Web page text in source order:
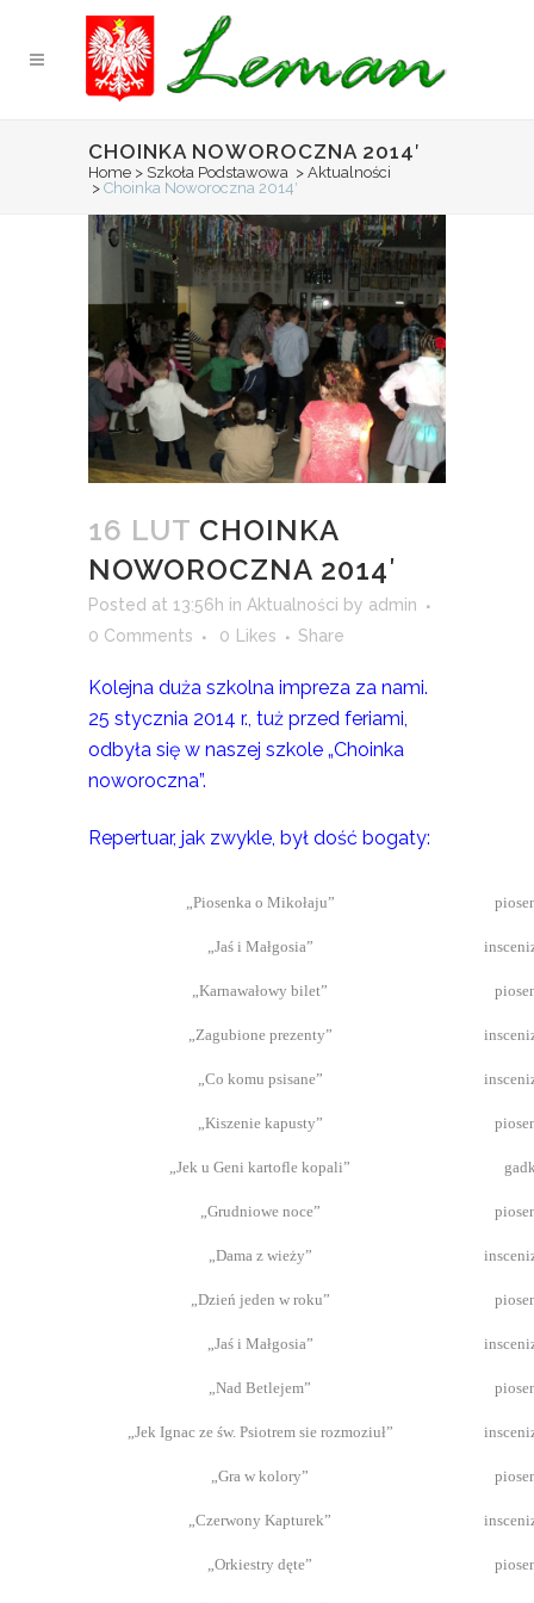
CHOINKA NOWOROCZNA 2014′
Home > Szkoła Podstawowa > Aktualności
> Choinka Noworoczna 2014′
16 LUT CHOINKA
NOWOROCZNA 2014′
Posted at 13:56h in Aktualności by admin
0 Comments
0 Likes Share
Kolejna duża szkolna impreza za nami.
25 stycznia 2014 r., tuż przed feriami,
odbyła się w naszej szkole „Choinka
noworoczna”.
Repertuar, jak zwykle, był dość bogaty:
„Piosenka o Mikołaju”
„Jaś i Małgosia”
„Karnawałowy bilet”
„Zagubione prezenty”
„Co komu psisane”
„Kiszenie kapusty”
„Jek u Geni kartofle kopali”
„Grudniowe noce”
„Dama z wieży”
„Dzień jeden w roku”
„Jaś i Małgosia”
„Nad Betlejem”
„Jek Ignac ze św. Psiotrem sie rozmoziuł”
„Gra w kolory”
„Czerwony Kapturek”
„Orkiestry dęte”